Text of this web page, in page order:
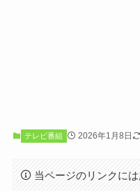
テレビ番組 2026年1月8日
当ページのリンクに